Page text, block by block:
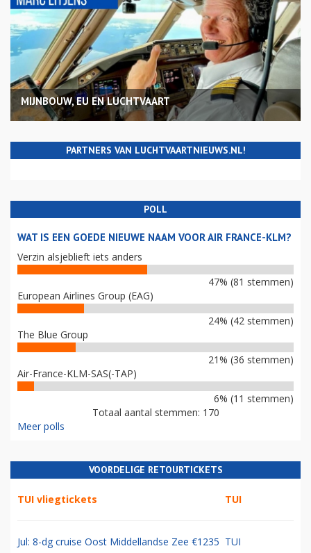
MIJNBOUW, EU EN LUCHTVAART
PARTNERS VAN LUCHTVAARTNIEUWS.NL!
POLL
WAT IS EEN GOEDE NIEUWE NAAM VOOR AIR FRANCE-KLM?
Verzin alsjeblieft iets anders
47% (81 stemmen)
European Airlines Group (EAG)
24% (42 stemmen)
The Blue Group
21% (36 stemmen)
Air-France-KLM-SAS(-TAP)
6% (11 stemmen)
Totaal aantal stemmen: 170
Meer polls
VOORDELIGE RETOURTICKETS
TUI vliegtickets TUI
Jul: 8-dg cruise Oost Middellandse Zee €1235 TUI